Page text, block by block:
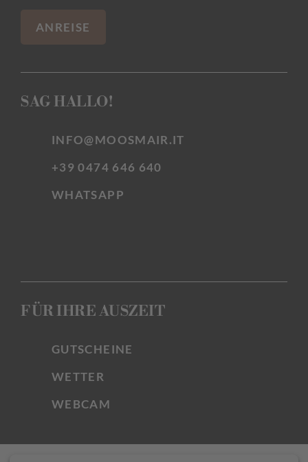
ANREISE
SAG HALLO!
INFO@MOOSMAIR.IT
+39 0474 646 640
WHATSAPP
FÜR IHRE AUSZEIT
GUTSCHEINE
WETTER
WEBCAM